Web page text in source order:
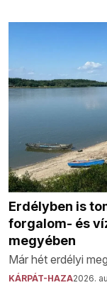
Erdélyben is
forgalom- és
megyében
Már hét erdélyi
KÁRPÁT-HAZA2026.